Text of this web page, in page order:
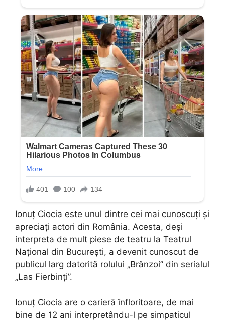
Ionuț Ciocia este unul dintre cei mai cunoscuți și
apreciați actori din România. Acesta, deși
interpreta de mult piese de teatru la Teatrul
Național din București, a devenit cunoscut de
publicul larg datorită rolului „Brânzoi” din serialul
„Las Fierbinți”.
Ionuț Ciocia are o carieră înfloritoare, de mai
bine de 12 ani interpretându-l pe simpaticul